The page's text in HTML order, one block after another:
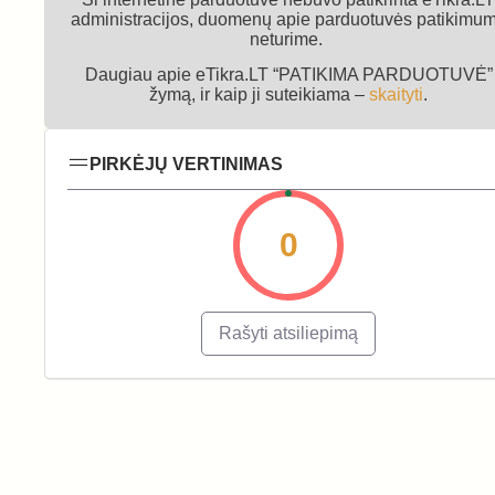
administracijos, duomenų apie parduotuvės
neturime.
Daugiau apie eTikra.LT “PATIKIMA PARDUOTUVĖ”
žymą, ir kaip ji suteikiama – skaityti.
PIRKĖJŲ VERTINIMAS
0
Rašyti atsiliepimą